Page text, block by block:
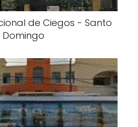
de Ciegos - Santo
Domingo